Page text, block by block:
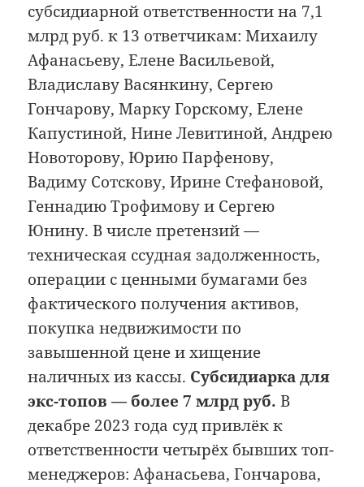
субсидиарной ответственности на 7,1
млрд руб. к 13 ответчикам: Михаилу
Афанасьеву, Елене Васильевой,
Владиславу Васянкину, Сергею
Гончарову, Марку Горскому, Елене
Капустиной, Нине Левитиной, Андрею
Новоторову, Юрию Парфенову,
Вадиму Сотскову, Ирине Стефановой,
Геннадию Трофимову и Сергею
Юнину. В числе претензий —
техническая ссудная задолженность,
операции с ценными бумагами без
фактического получения активов,
покупка недвижимости по
завышенной цене и хищение
наличных из кассы. Субсидиарка для
экс-топов — более 7 млрд руб. В
декабре 2023 года суд привлёк к
ответственности четырёх бывших топ-
менеджеров: Афанасьева, Гончарова,